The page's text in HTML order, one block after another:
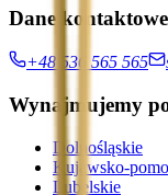
Dane kontaktowe
+48 536 565 565
Wynajmujemy
Dolnośląskie
Kujawsko-
Lubelskie